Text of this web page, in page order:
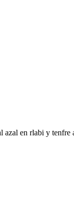
en rlabi y